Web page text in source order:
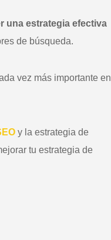
una estrategia efectiva
de búsqueda.
vez más importante en
y la estrategia de
tu estrategia de